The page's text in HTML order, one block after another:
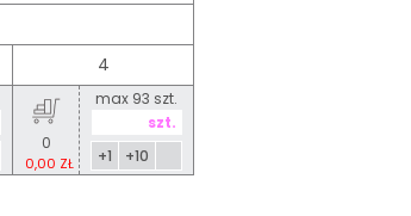
4
0
0,00 ZŁ
max 93 szt.
+1 +10